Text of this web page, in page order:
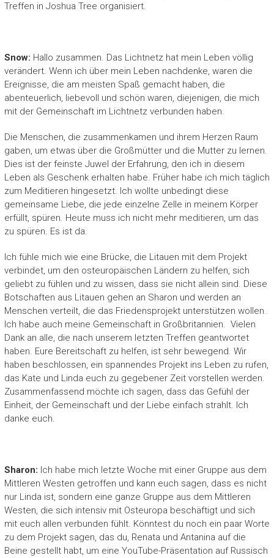
Treffen in Joshua Tree organisiert.
Snow: Hallo zusammen. Das Lichtnetz hat mein Leben völlig
verändert. Wenn ich über mein Leben nachdenke, waren die
Ereignisse, die am meisten Spaß gemacht haben, die
abenteuerlich, liebevoll und schön waren, diejenigen, die mich
mit der Gemeinschaft im Lichtnetz verbunden haben.
Die Menschen, die zusammenkamen und ihrem Herzen Raum
gaben, um etwas über die Großmütter und die Mutter zu lernen.
Dies ist der feinste Juwel der Erfahrung, den ich in diesem
Leben als Geschenk erhalten habe. Früher habe ich mich täglich
zum Meditieren hingesetzt. Ich wollte unbedingt diese
gemeinsame Liebe, die jede einzelne Zelle in meinem Körper
erfüllt, spüren. Heute muss ich nicht mehr meditieren, um das
zu spüren. Es ist da.
Ich fühle mich wie eine Brücke, die Litauen mit dem Projekt
verbindet, um den osteuropäischen Ländern zu helfen, sich
geliebt zu fühlen und zu wissen, dass sie nicht allein sind. Diese
Botschaften aus Litauen gehen an Sharon und werden an
Menschen verteilt, die das Friedensprojekt unterstützen wollen.
Ich habe auch meine Gemeinschaft in Großbritannien. Vielen
Dank an alle, die nach unserem letzten Treffen geantwortet
haben. Eure Bereitschaft zu helfen, ist sehr bewegend. Wir
haben beschlossen, ein spannendes Projekt ins Leben zu rufen,
das Kate und Linda euch zu gegebener Zeit vorstellen werden.
Zusammenfassend möchte ich sagen, dass das Gefühl der
Einheit, der Gemeinschaft und der Liebe einfach strahlt. Ich
danke euch.
Sharon: Ich habe mich letzte Woche mit einer Gruppe aus dem
Mittleren Westen getroffen und kann euch sagen, dass es nicht
nur Linda ist, sondern eine ganze Gruppe aus dem Mittleren
Westen, die sich intensiv mit Osteuropa beschäftigt und sich
mit euch allen verbunden fühlt. Könntest du noch ein paar Worte
zu dem Projekt sagen, das du, Renata und Antanina auf die
Beine gestellt habt, um eine YouTube-Präsentation auf Russisch